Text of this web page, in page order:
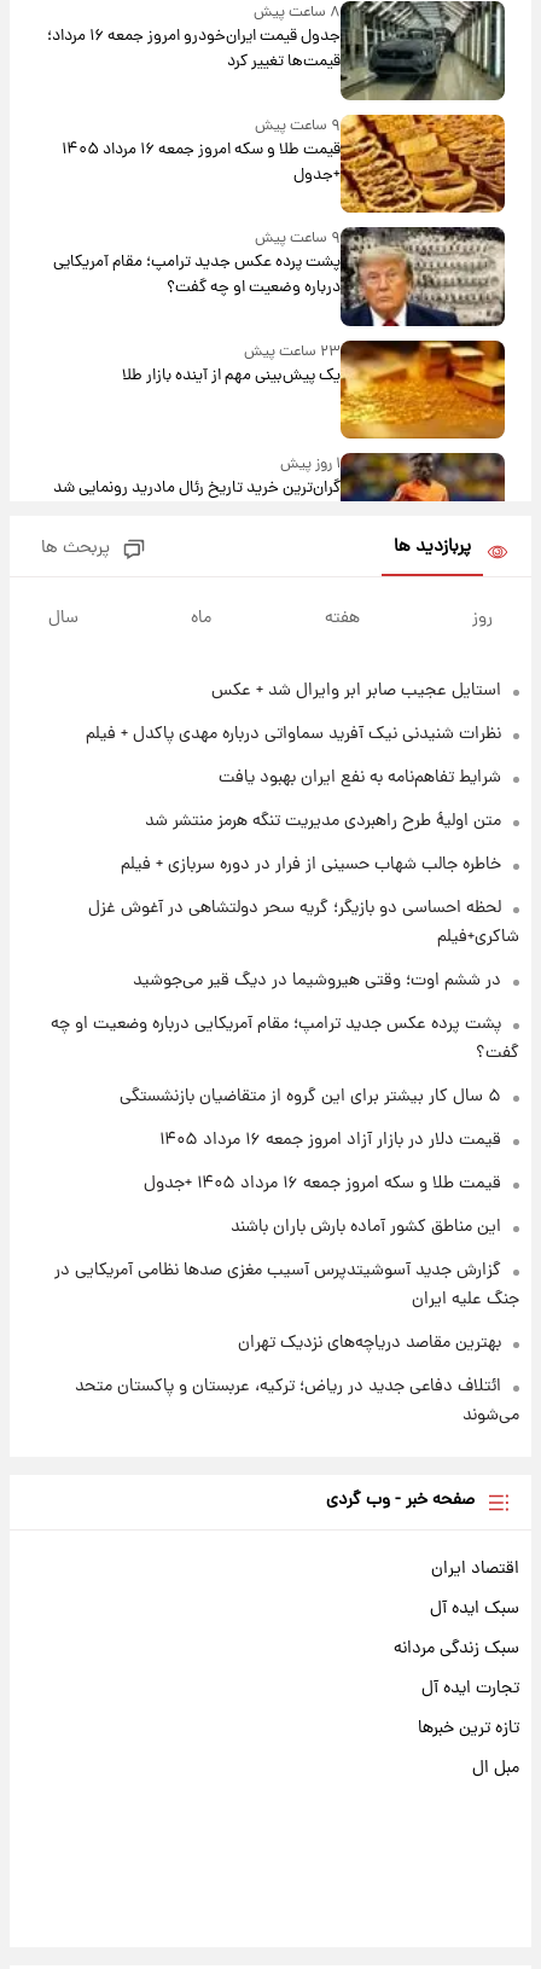
۸ ساعت پیش
جدول قیمت ایران‌خودرو امروز جمعه ۱۶ مرداد؛
قیمت‌ها تغییر کرد
۹ ساعت پیش
قیمت طلا و سکه امروز جمعه ۱۶ مرداد ۱۴۰۵
+جدول
۹ ساعت پیش
پشت پرده عکس جدید ترامپ؛ مقام آمریکایی
درباره وضعیت او چه گفت؟
۲۳ ساعت پیش
یک پیش‌بینی مهم از آینده بازار طلا
۱ روز پیش
گران‌ترین خرید تاریخ رئال مادرید رونمایی شد
روزها پربارش‌تر خواهند بود؟
۱ روز پیش
شد؛ تیکدری، محبی و سرگیف با اعداد ویژه
جزئیات فعال‌سازی «کیف پول ایران» اعلام
شد+فیلم
۱ روز پیش
امروز پنجشنبه ۱۵ مرداد ۱۴۰۵ +جدول
۱ روز پیش
۱ روز پیش
شد
پربازدید ها پربحث ها
روز هفته ماه سال
استایل عجیب صابر ابر وایرال شد + عکس
نظرات شنیدنی نیک آفرید سماواتی درباره مهدی پاکدل + فیلم
شرایط تفاهم‌نامه به نفع ایران بهبود یافت
متن اولیۀ طرح راهبردی مدیریت تنگه هرمز منتشر شد
خاطره جالب شهاب حسینی از فرار در دوره سربازی + فیلم
لحظه احساسی دو بازیگر؛ گریه سحر دولتشاهی در آغوش غزل
شاکری+فیلم
در ششم اوت؛ وقتی هیروشیما در دیگ قیر می‌جوشید
پشت پرده عکس جدید ترامپ؛ مقام آمریکایی درباره وضعیت او چه
گفت؟
۵ سال کار بیشتر برای این گروه از متقاضیان بازنشستگی
قیمت دلار در بازار آزاد امروز جمعه ۱۶ مرداد ۱۴۰۵
قیمت طلا و سکه امروز جمعه ۱۶ مرداد ۱۴۰۵ +جدول
این مناطق کشور آماده بارش باران باشند
گزارش جدید آسوشیتدپرس آسیب مغزی صدها نظامی آمریکایی در
جنگ علیه ایران
بهترین مقاصد دریاچه‌های نزدیک تهران
ائتلاف دفاعی جدید در ریاض؛ ترکیه، عربستان و پاکستان متحد
می‌شوند
صفحه خبر - وب گردی
اقتصاد ایران
سبک ایده آل
سبک زندگی مردانه
تجارت ایده آل
تازه ترین خبرها
مبل ال